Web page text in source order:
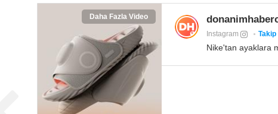
Daha Fazla Video
Instagram Takip
Nike'tan ayaklara